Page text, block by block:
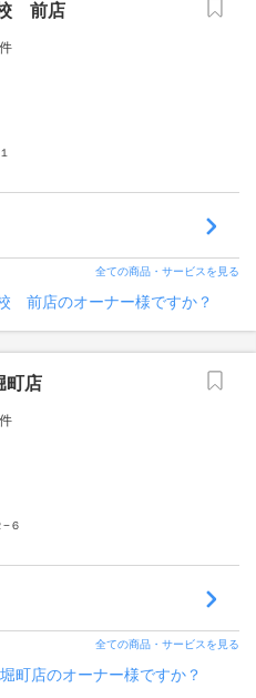
校 前店
全ての商品・サービスを見る
前店のオーナー様ですか？
町店
−６
全ての商品・サービスを見る
町店のオーナー様ですか？